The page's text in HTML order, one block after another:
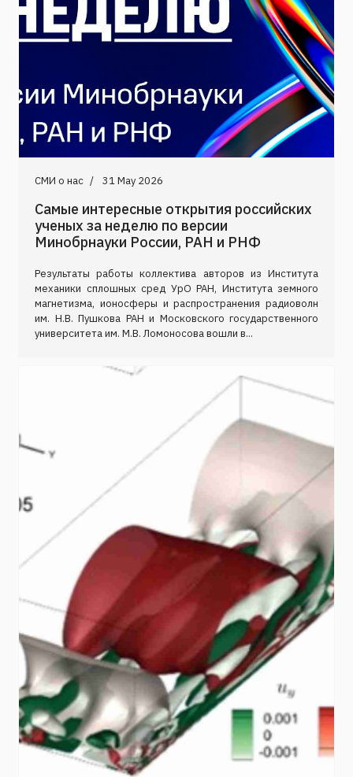
СМИ о нас 31 May 2026
Cамые интересные открытия российских
ученых за неделю по версии
Минобрнауки России, РАН и РНФ
Результаты работы коллектива авторов из Института
механики сплошных сред УрО РАН, Института земного
магнетизма, ионосферы и распространения радиоволн
им. Н.В. Пушкова РАН и Московского государственного
университета им. М.В. Ломоносова вошли в...